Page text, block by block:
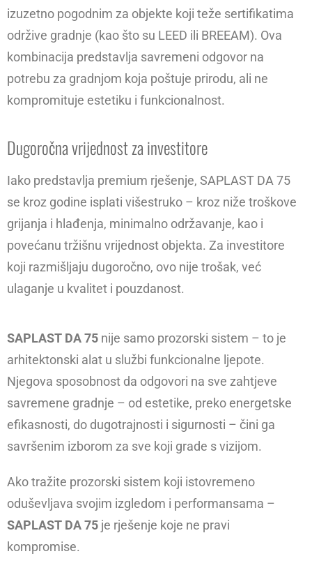
izuzetno pogodnim za objekte koji teže sertifikatima
održive gradnje (kao što su LEED ili BREEAM). Ova
kombinacija predstavlja savremeni odgovor na
potrebu za gradnjom koja poštuje prirodu, ali ne
kompromituje estetiku i funkcionalnost.
Dugoročna vrijednost za investitore
Iako predstavlja premium rješenje, SAPLAST DA 75
se kroz godine isplati višestruko – kroz niže troškove
grijanja i hlađenja, minimalno održavanje, kao i
povećanu tržišnu vrijednost objekta. Za investitore
koji razmišljaju dugoročno, ovo nije trošak, već
ulaganje u kvalitet i pouzdanost.
SAPLAST DA 75 nije samo prozorski sistem – to je
arhitektonski alat u službi funkcionalne ljepote.
Njegova sposobnost da odgovori na sve zahtjeve
savremene gradnje – od estetike, preko energetske
efikasnosti, do dugotrajnosti i sigurnosti – čini ga
savršenim izborom za sve koji grade s vizijom.
Ako tražite prozorski sistem koji istovremeno
oduševljava svojim izgledom i performansama –
SAPLAST DA 75 je rješenje koje ne pravi
kompromise.